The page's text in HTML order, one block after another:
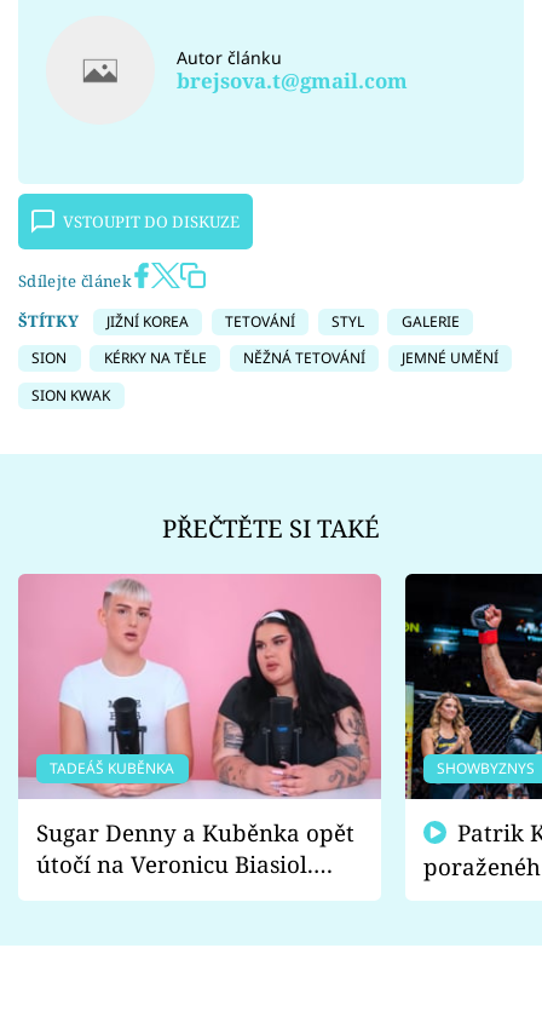
Autor článku
brejsova.t@gmail.com
VSTOUPIT DO DISKUZE
Sdílejte článek
ŠTÍTKY
JIŽNÍ KOREA TETOVÁNÍ STYL
GALERIE
SION
KÉRKY NA TĚLE NĚŽNÁ TETOVÁNÍ
JEMNÉ UMĚNÍ
SION KWAK
PŘEČTĚTE SI TAKÉ
TADEÁŠ KUBĚNKA
Sugar Denny a Kuběnka opět
útočí na Veronicu Biasiol.
Proč je podle nich falešná a
SHOWBYZNYS
fanoušci